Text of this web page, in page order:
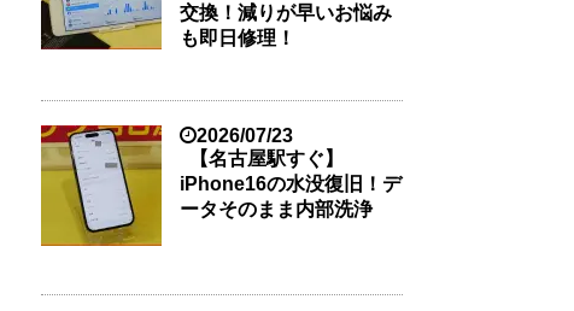
交換！減りが早いお悩み
も即日修理！
2026/07/23
【名古屋駅すぐ】
iPhone16の水没復旧！デ
ータそのまま内部洗浄